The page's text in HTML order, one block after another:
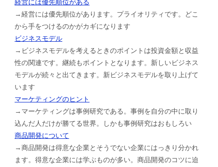
経営には優先順位がある
→経営には優先順位があります。プライオリティです。どこ
から手をつけるのかがカギになります
ビジネスモデル
→ビジネスモデルを考えるときのポイントは投資金額と収益
性の関連です。継続もポイントとなります。新しいビジネス
モデルが続々と出てきます。新ビジネスモデルを取り上げて
います
マーケティングのヒント
→マーケティングは事例研究である。事例を自分の中に取り
込んだ人だけが勝てる世界。しかも事例研究はおもしろい
商品開発について
→商品開発は得意な企業とそうでない企業にはっきり分かれ
ます。得意な企業には学ぶものが多い。商品開発のコツに迫